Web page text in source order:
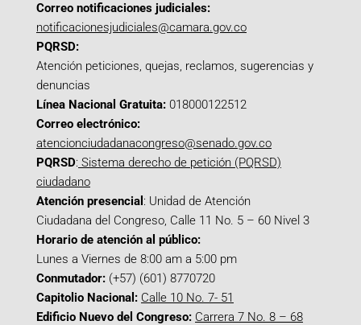
Correo notificaciones judiciales:
notificacionesjudiciales@camara.gov.co
PQRSD:
Atención peticiones, quejas, reclamos, sugerencias y
denuncias
Línea Nacional Gratuita: 018000122512
Correo electrónico:
atencionciudadanacongreso@senado.gov.co
PQRSD: Sistema derecho de petición (PQRSD)
ciudadano
Atención presencial : Unidad de Atención
Ciudadana del Congreso, Calle 11 No. 5 – 60 Nivel 3
Horario de atención al público:
Lunes a Viernes de 8:00 am a 5:00 pm
Conmutador: (+57) (601) 8770720
Capitolio Nacional: Calle 10 No. 7- 51
Edificio Nuevo del Congreso: Carrera 7 No. 8 – 68